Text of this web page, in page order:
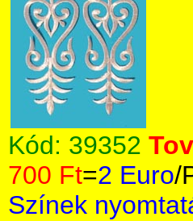
Kód: 39352
700 Ft=2 Euro/
Színek